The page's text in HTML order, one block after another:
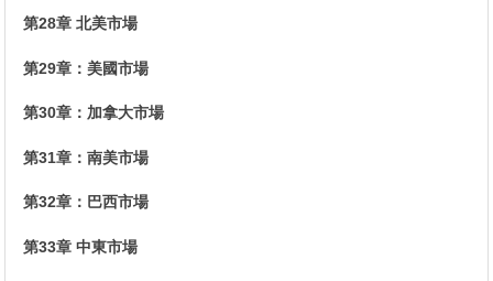
第28章 北美市場
第29章：美國市場
第30章：加拿大市場
第31章：南美市場
第32章：巴西市場
第33章 中東市場